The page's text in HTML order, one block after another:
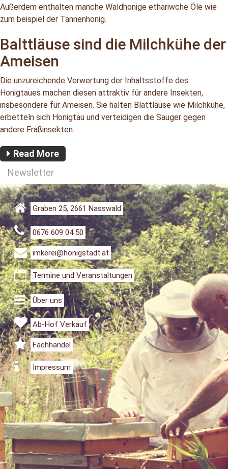
Außerdem enthalten manche Waldhonige ethäriwche Öle wie
zum beispiel der Tannenhonig.
Balttläuse sind die Milchkühe der
Ameisen
Die unzureichende Verwertung der Inhaltsstoffe des
Honigtaues machen diesen attraktiv für andere Insekten,
insbesondere für Ameisen. Sie halten Blattläuse wie Milchkühe,
erbetteln sich Honigtau und verteidigen die Sauger gegen
andere Fraßinsekten.
Read More
Newsletter
Graben 25, 2661 Nasswald
0676 609 04 50
imkerei@honigstadt.at
Termine und Veranstaltungen
Über uns
Ab-Hof Verkauf
Fachhandel
Impressum